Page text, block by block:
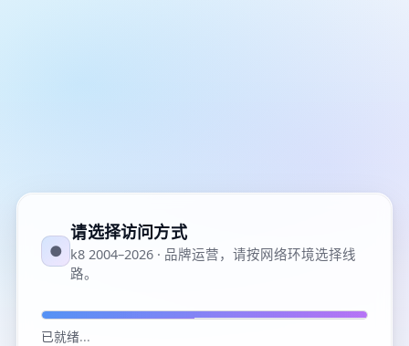
●
请选择访问方式
k8 2004–2026 · 品牌运营，请按网络环境选择线
路。
已就绪...